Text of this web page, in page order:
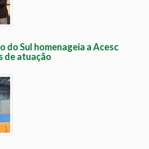
do Sul homenageia a Acesc
de atuação